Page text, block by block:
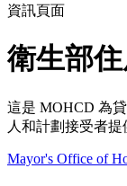
資訊頁面
衛生部
這是 MOHCD 為
人和計劃接受者提
Mayor's Office of